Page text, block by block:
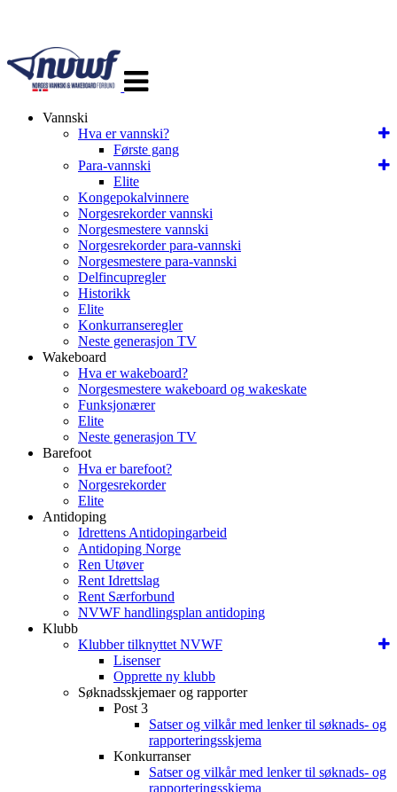
navigasjon
Vannski
Hva er vannski?
Første gang
Para-vannski
Elite
Kongepokalvinnere
Norgesrekorder vannski
Norgesmestere vannski
Norgesrekorder para-vannski
Norgesmestere para-vannski
Delfincupregler
Historikk
Elite
Konkurranseregler
Neste generasjon TV
Wakeboard
Hva er wakeboard?
Norgesmestere wakeboard og wakeskate
Funksjonærer
Elite
Neste generasjon TV
Barefoot
Hva er barefoot?
Norgesrekorder
Elite
Antidoping
Idrettens Antidopingarbeid
Antidoping Norge
Ren Utøver
Rent Idrettslag
Rent Særforbund
NVWF handlingsplan antidoping
Klubb
Klubber tilknyttet NVWF
Lisenser
Opprette ny klubb
Søknadsskjemaer og rapporter
Post 3
Satser og vilkår med lenker til søknads- og
rapporteringsskjema
Konkurranser
Satser og vilkår med lenker til søknads- og
rapporteringsskjema